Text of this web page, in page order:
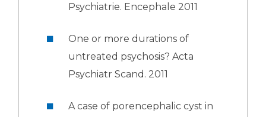
Psychiatrie. Encephale 2011
One or more durations of
untreated psychosis? Acta
Psychiatr Scand. 2011
A case of porencephalic cyst in